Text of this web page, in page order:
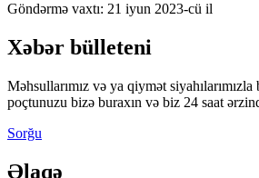
Göndərmə vaxtı: 21 iyun 2023-cü il
Xəbər bülleteni
Məhsullarımız və ya qiymət siyahılarımızla
poçtunuzu bizə buraxın və biz 24 saat
Sorğu
Əlaqə